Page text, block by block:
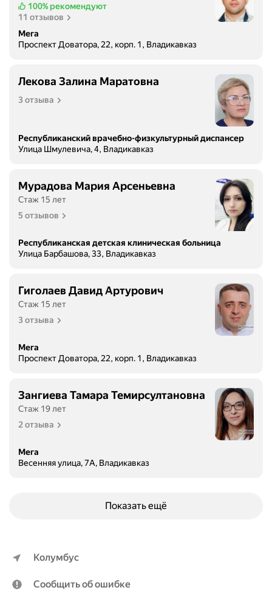
100% рекомендуют
11 отзывов
Мега
Проспект Доватора, 22, корп. 1, Владикавказ
Лекова Залина Маратовна
3 отзыва
Республиканский врачебно-физкультурный диспансер
Улица Шмулевича, 4, Владикавказ
Мурадова Мария Арсеньевна
Стаж 15 лет
5 отзывов
Республиканская детская клиническая больница
Улица Барбашова, 33, Владикавказ
Гиголаев Давид Артурович
Стаж 15 лет
3 отзыва
Мега
Проспект Доватора, 22, корп. 1, Владикавказ
Зангиева Тамара Темирсултановна
Стаж 19 лет
2 отзыва
Мега
Весенняя улица, 7А, Владикавказ
Показать ещё
Колумбус
Сообщить об ошибке